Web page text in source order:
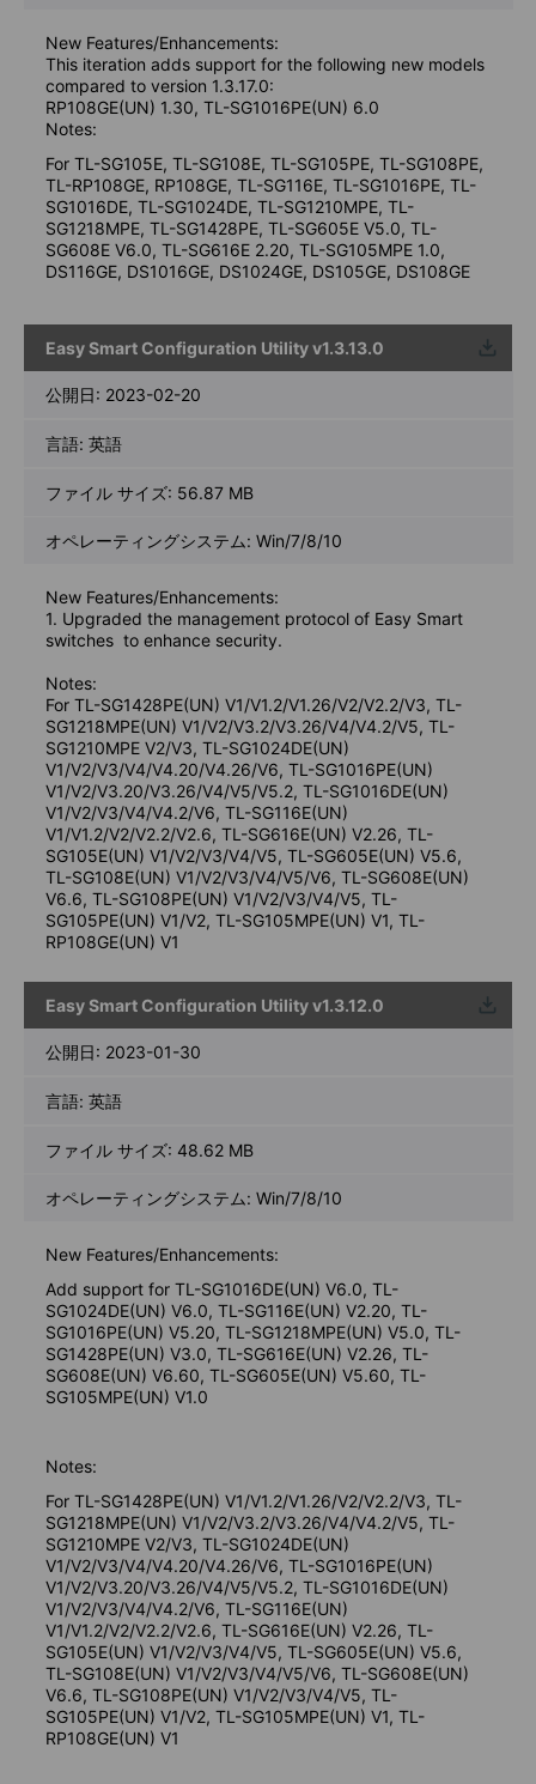
New Features/Enhancements:
This iteration adds support for the following new models
compared to version 1.3.17.0:
RP108GE(UN) 1.30, TL-SG1016PE(UN) 6.0
Notes:
For TL-SG105E, TL-SG108E, TL-SG105PE, TL-SG108PE,
TL-RP108GE, RP108GE, TL-SG116E, TL-SG1016PE, TL-
SG1016DE, TL-SG1024DE, TL-SG1210MPE, TL-
SG1218MPE, TL-SG1428PE, TL-SG605E V5.0, TL-
SG608E V6.0, TL-SG616E 2.20, TL-SG105MPE 1.0,
DS116GE, DS1016GE, DS1024GE, DS105GE, DS108GE
Easy Smart Configuration Utility v1.3.13.0
ウンロ
ード
公開日: 2023-02-20
言語: 英語
ファイル サイズ: 56.87 MB
オペレーティングシステム: Win/7/8/10
New Features/Enhancements:
1. Upgraded the management protocol of Easy Smart
switches to enhance security.
Notes:
For TL-SG1428PE(UN) V1/V1.2/V1.26/V2/V2.2/V3, TL-
SG1218MPE(UN) V1/V2/V3.2/V3.26/V4/V4.2/V5, TL-
SG1210MPE V2/V3, TL-SG1024DE(UN)
V1/V2/V3/V4/V4.20/V4.26/V6, TL-SG1016PE(UN)
V1/V2/V3.20/V3.26/V4/V5/V5.2, TL-SG1016DE(UN)
V1/V2/V3/V4/V4.2/V6, TL-SG116E(UN)
V1/V1.2/V2/V2.2/V2.6, TL-SG616E(UN) V2.26, TL-
SG105E(UN) V1/V2/V3/V4/V5, TL-SG605E(UN) V5.6,
TL-SG108E(UN) V1/V2/V3/V4/V5/V6, TL-SG608E(UN)
V6.6, TL-SG108PE(UN) V1/V2/V3/V4/V5, TL-
SG105PE(UN) V1/V2, TL-SG105MPE(UN) V1, TL-
RP108GE(UN) V1
Easy Smart Configuration Utility v1.3.12.0
ウンロ
ード
公開日: 2023-01-30
言語: 英語
ファイル サイズ: 48.62 MB
オペレーティングシステム: Win/7/8/10
New Features/Enhancements:
Add support for TL-SG1016DE(UN) V6.0, TL-
SG1024DE(UN) V6.0, TL-SG116E(UN) V2.20, TL-
SG1016PE(UN) V5.20, TL-SG1218MPE(UN) V5.0, TL-
SG1428PE(UN) V3.0, TL-SG616E(UN) V2.26, TL-
SG608E(UN) V6.60, TL-SG605E(UN) V5.60, TL-
SG105MPE(UN) V1.0
Notes:
For TL-SG1428PE(UN) V1/V1.2/V1.26/V2/V2.2/V3, TL-
SG1218MPE(UN) V1/V2/V3.2/V3.26/V4/V4.2/V5, TL-
SG1210MPE V2/V3, TL-SG1024DE(UN)
V1/V2/V3/V4/V4.20/V4.26/V6, TL-SG1016PE(UN)
V1/V2/V3.20/V3.26/V4/V5/V5.2, TL-SG1016DE(UN)
V1/V2/V3/V4/V4.2/V6, TL-SG116E(UN)
V1/V1.2/V2/V2.2/V2.6, TL-SG616E(UN) V2.26, TL-
SG105E(UN) V1/V2/V3/V4/V5, TL-SG605E(UN) V5.6,
TL-SG108E(UN) V1/V2/V3/V4/V5/V6, TL-SG608E(UN)
V6.6, TL-SG108PE(UN) V1/V2/V3/V4/V5, TL-
SG105PE(UN) V1/V2, TL-SG105MPE(UN) V1, TL-
RP108GE(UN) V1